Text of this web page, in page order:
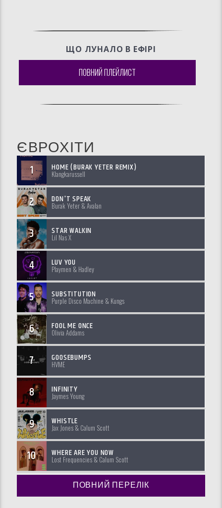
ЩО ЛУНАЛО В ЕФIРI
ПОВНИЙ ПЛЕЙЛИСТ
ЄВРОХІТИ
1 HOME (BURAK YETER REMIX)
Klangkarussell
2 DON'T SPEAK
Burak Yeter & Avalan
3 STAR WALKIN
Lil Nas X
4 LUV YOU
Playmen & Hadley
5 SUBSTITUTION
Purple Disco Machine & Kungs
6 FOOL ME ONCE
Olivia Addams
7 GOOSEBUMPS
HVME
8 INFINITY
Jaymes Young
9 WHISTLE
Jax Jones & Calum Scott
10 WHERE ARE YOU NOW
Lost Frequencies & Calum Scott
ПОВНИЙ ПЕРЕЛІК